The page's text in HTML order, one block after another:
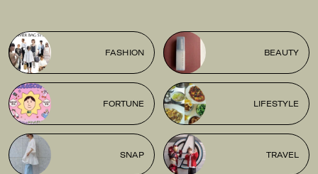
FASHION BEAUTY
FORTUNE LIFESTYLE
SNAP TRAVEL